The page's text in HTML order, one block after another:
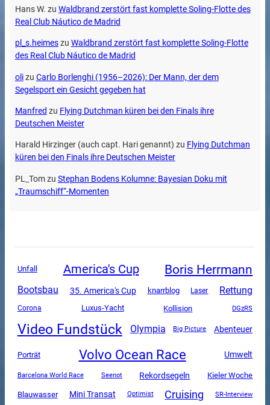
Hans W. zu Waldbrand zerstört fast komplette Soling-Flotte des
Real Club Náutico de Madrid
pl_s.heimeszu Waldbrand zerstört fast komplette Soling-Flotte
des Real Club Náutico de Madrid
olizu Carlo Borlenghi (1956–2026): Der Mann, der dem
Segelsport ein Gesicht gegeben hat
Manfred zu Flying Dutchman küren bei den Finals ihre
Deutschen Meister
Harald Hirzinger (auch capt. Hari genannt) zu Flying Dutchman
küren bei den Finals ihre Deutschen Meister
PL_Tomzu Stephan Bodens Kolumne: Bayesian Doku mit
„Traumschiff“-Momenten
Unfall America's Cup Boris Herrmann
Bootsbau 35. America's Cup knarrblog Laser Rettung
Corona Luxus-Yacht Kollision DGzRS
Video Fundstück Olympia Big Picture Abenteuer
Porträt Volvo Ocean Race Umwelt
Barcelona World Race Seenot Rekordsegeln Kieler Woche
Blauwasser Mini Transat Optimist Cruising SR-Interview